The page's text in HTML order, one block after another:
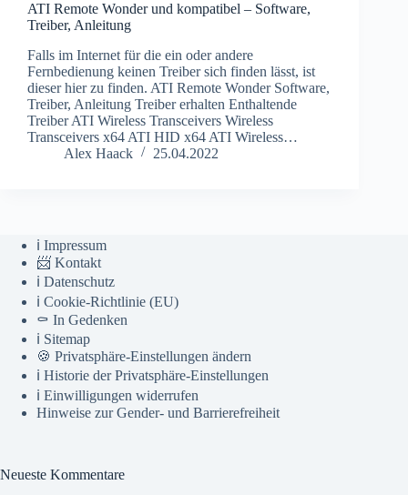
ATI Remote Wonder und kompatibel – Software,
Treiber, Anleitung
Falls im Internet für die ein oder andere
Fernbedienung keinen Treiber sich finden lässt, ist
dieser hier zu finden. ATI Remote Wonder Software,
Treiber, Anleitung Treiber erhalten Enthaltende
Treiber ATI Wireless Transceivers Wireless
Transceivers x64 ATI HID x64 ATI Wireless…
Alex Haack
25.04.2022
ℹ️ Impressum
📨 Kontakt
ℹ️ Datenschutz
ℹ️ Cookie-Richtlinie (EU)
⚰️ In Gedenken
ℹ️ Sitemap
🍪 Privatsphäre-Einstellungen ändern
ℹ️ Historie der Privatsphäre-Einstellungen
ℹ️ Einwilligungen widerrufen
Hinweise zur Gender- und Barrierefreiheit
Neueste Kommentare